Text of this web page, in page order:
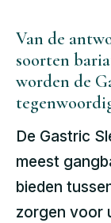
Van de
soorten
worden de
De Gastric
meest
bieden
zorgen voor